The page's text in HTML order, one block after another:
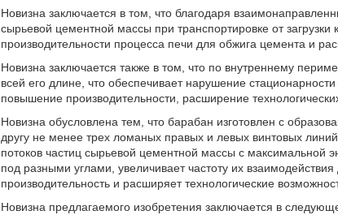
Новизна заключается в том, что благодаря
сырьевой цементной массы при транспортировке от
производительности процесса печи для обжига цемента и
Новизна заключается также в том, что по внутреннему
всей его длине, что обеспечивает нарушение
повышение производительности, расширение
Новизна обусловлена тем, что барабан изготовлен с
другу не менее трех ломаных правых и левых винтовых
потоков частиц сырьевой цементной массы с максимальной
под разными углами, увеличивает частоту их
производительность и расширяет технологические
Новизна предлагаемого изобретения заключается в